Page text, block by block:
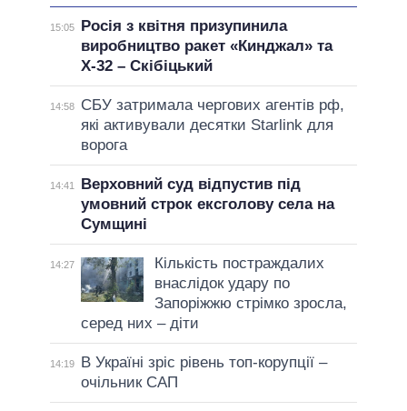
15:05
Росія з квітня призупинила
виробництво ракет «Кинджал» та
Х-32 – Скібіцький
14:58
СБУ затримала чергових агентів рф,
які активували десятки Starlink для
ворога
14:41
Верховний суд відпустив під
умовний строк ексголову села на
Сумщині
14:27
Кількість постраждалих
внаслідок удару по
Запоріжжю стрімко зросла,
серед них – діти
14:19
В Україні зріс рівень топ-корупції –
очільник САП